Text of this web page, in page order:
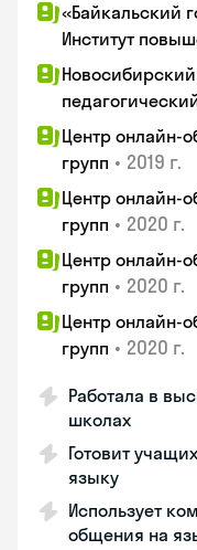
«Байкальский
Институт
Центр онлайн-
групп • 2019 г.
Центр онлайн-
групп • 2020 г.
Центр онлайн-
групп • 2020 г.
Центр онлайн-
групп • 2020 г.
Работала в
школах
Готовит
языку
Использует
общения на